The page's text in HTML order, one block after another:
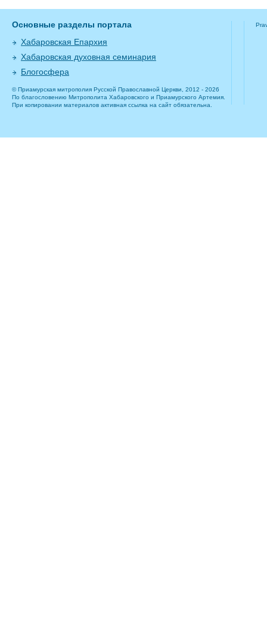
Основные разделы портала
Хабаровская Епархия
Хабаровская духовная семинария
Блогосфера
© Приамурская митрополия Русской Православной Церкви, 2012 - 2026
По благословению Митрополита Хабаровского и Приамурского Артемия.
При копировании материалов активная ссылка на сайт обязательна.